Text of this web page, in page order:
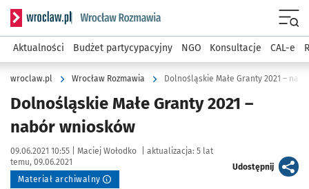
Serwis informacyjny wroclaw.pl podserwis: Rozmawia
Aktualności Budżet partycypacyjny NGO Konsultacje CAL-e
wroclaw.pl Wrocław Rozmawia Dolnośląskie Małe Granty 2021 –
Dolnośląskie Małe Granty 2021 –
nabór wniosków
Data publikacji:
09.06.2021 10:55 | Autor:
Maciej Wołodko aktualizacja: 5 lat
temu, 09.06.2021
Materiał archiwalny
Udostępnijartykuł